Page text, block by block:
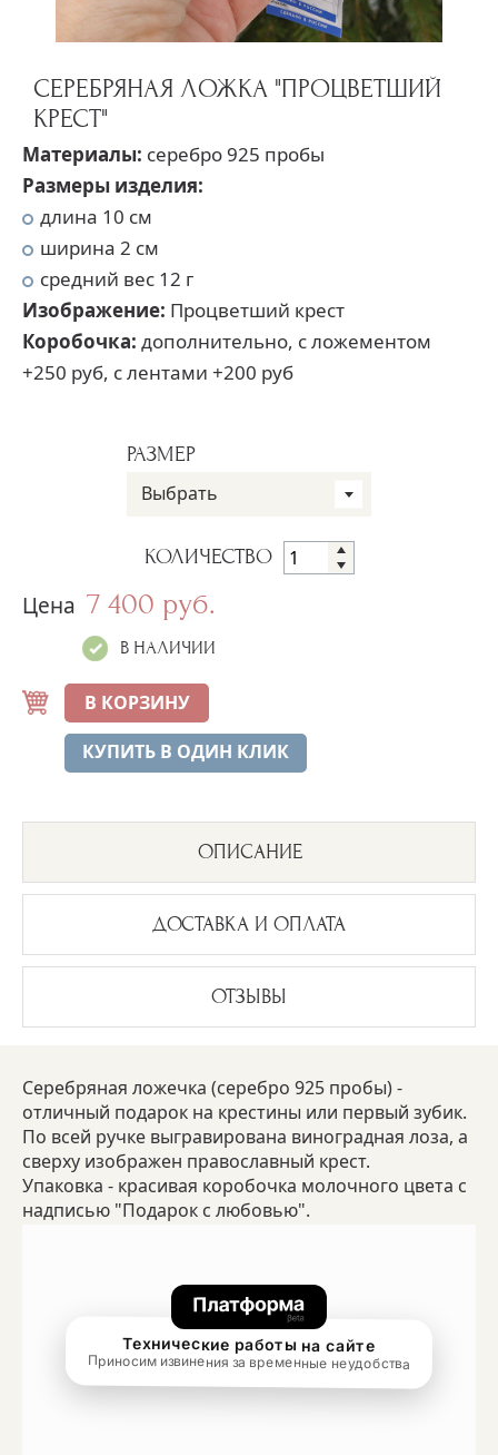
СЕРЕБРЯНАЯ ЛОЖКА "ПРОЦВЕТШИЙ
КРЕСТ"
Материалы: серебро 925 пробы
Размеры изделия:
длина 10 см
ширина 2 см
средний вес 12 г
Изображение: Процветший крест
Коробочка: дополнительно, с ложементом
+250 руб, с лентами +200 руб
РАЗМЕР
Выбрать
КОЛИЧЕСТВО
Цена 7 400 руб.
В НАЛИЧИИ
В КОРЗИНУ
КУПИТЬ В ОДИН КЛИК
ОПИСАНИЕ
ДОСТАВКА И ОПЛАТА
ОТЗЫВЫ
Серебряная ложечка (серебро 925 пробы) -
отличный подарок на крестины или первый зубик.
По всей ручке выгравирована виноградная лоза, а
сверху изображен православный крест.
Упаковка - красивая коробочка молочного цвета с
надписью "Подарок с любовью".